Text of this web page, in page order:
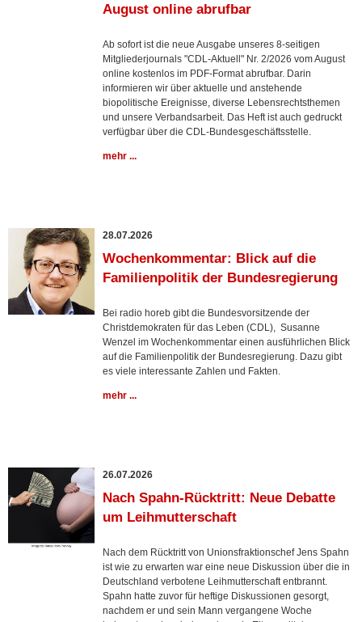
August online abrufbar
Ab sofort ist die neue Ausgabe unseres 8-seitigen
Mitgliederjournals "CDL-Aktuell" Nr. 2/2026 vom August
online kostenlos im PDF-Format abrufbar. Darin
informieren wir über aktuelle und anstehende
biopolitische Ereignisse, diverse Lebensrechtsthemen
und unsere Verbandsarbeit. Das Heft ist auch gedruckt
verfügbar über die CDL-Bundesgeschäftsstelle.
mehr ...
28.07.2026
Wochenkommentar: Blick auf die
Familienpolitik der Bundesregierung
Bei radio horeb gibt die Bundesvorsitzende der
Christdemokraten für das Leben (CDL), Susanne
Wenzel im Wochenkommentar einen ausführlichen Blick
auf die Familienpolitik der Bundesregierung. Dazu gibt
es viele interessante Zahlen und Fakten.
mehr ...
26.07.2026
Nach Spahn-Rücktritt: Neue Debatte
um Leihmutterschaft
Nach dem Rücktritt von Unionsfraktionschef Jens Spahn
ist wie zu erwarten war eine neue Diskussion über die in
Deutschland verbotene Leihmutterschaft entbrannt.
Spahn hatte zuvor für heftige Diskussionen gesorgt,
nachdem er und sein Mann vergangene Woche